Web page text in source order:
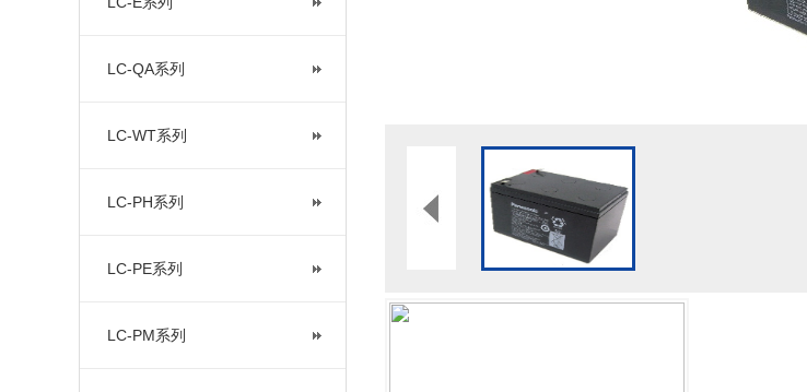
LC-QA系列
LC-WT系列
LC-PH系列
LC-PE系列
LC-PM系列